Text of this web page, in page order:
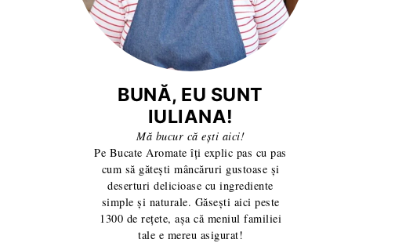
BUNĂ, EU SUNT
IULIANA!
Mă bucur că ești aici!
Pe Bucate Aromate îți explic pas cu pas
cum să gătești mâncăruri gustoase și
deserturi delicioase cu ingrediente
simple și naturale. Găsești aici peste
1300 de rețete, așa că meniul familiei
tale e mereu asigurat!